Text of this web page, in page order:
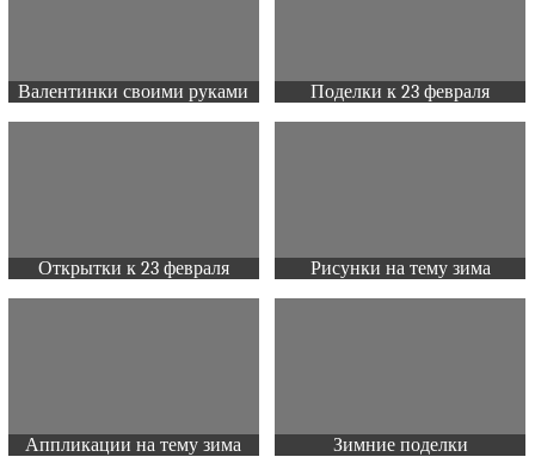
Валентинки своими руками Поделки к 23 февраля
Открытки к 23 февраля Рисунки на тему зима
Аппликации на тему зима Зимние поделки